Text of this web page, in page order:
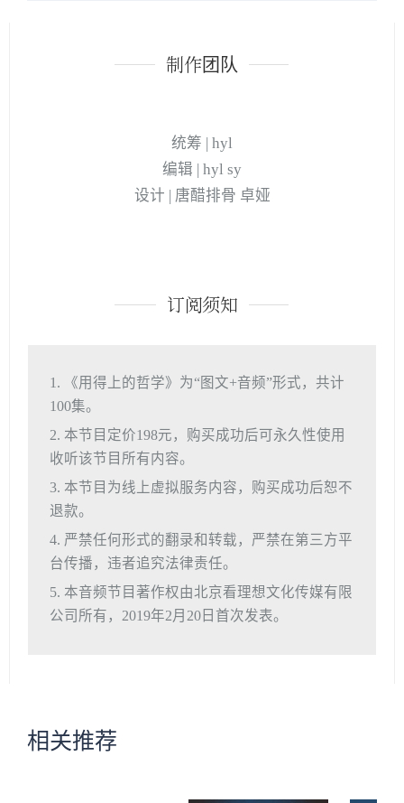
制作团队
统筹 | hyl
编辑 | hyl sy
设计 | 唐醋排骨 卓娅
订阅须知
1. 《用得上的哲学》为“图文+音频”形式，共计
100集。
2. 本节目定价198元，购买成功后可永久性使用
收听该节目所有内容。
3. 本节目为线上虚拟服务内容，购买成功后恕不
退款。
4. 严禁任何形式的翻录和转载，严禁在第三方平
台传播，违者追究法律责任。
5. 本音频节目著作权由北京看理想文化传媒有限
公司所有，2019年2月20日首次发表。
相关推荐